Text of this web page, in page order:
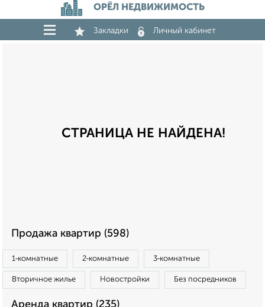
ОРЁЛ НЕДВИЖИМОСТЬ
Закладки Личный кабинет
СТРАНИЦА НЕ НАЙДЕНА!
Продажа квартир (598)
1‑комнатные 2‑комнатные 3‑комнатные
Вторичное жилье Новостройки Без посредников
Аренда квартир (235)